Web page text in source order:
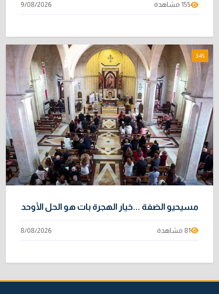
155 مشاهدة 9/08/2026
3:45
مسيحيو الضفة ...خيار الهجرة بات هو الحل الأوحد
81 مشاهدة 8/08/2026